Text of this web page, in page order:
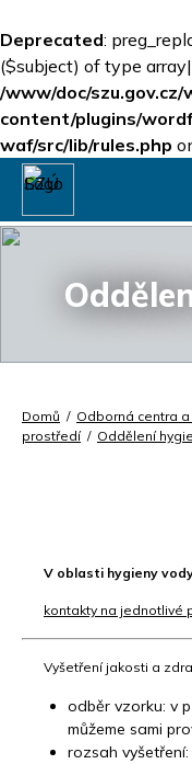
Deprecated:
($subject) of type
/www/doc/
content/plugins/
waf/src/lib/rules.php
Domů / Odborná centra
prostředí/ Oddělení
V oblasti hygieny
kontakty na jednotlivé
Vyšetření jakosti a
odběr vzorku: v
můžeme sami
rozsah